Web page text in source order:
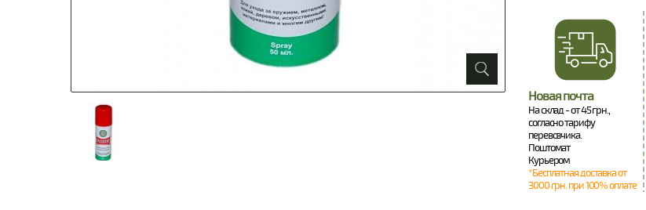
Новая почта
На склад - от 45 грн.,
согласно тарифу
перевозчика.
Поштомат
Курьером
*Бесплатная доставка от
3000 грн. при 100% оплате